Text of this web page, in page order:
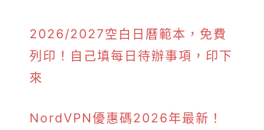
2026/2027空白日曆範本，免費
列印！自己填每日待辦事項，印下
來
NordVPN優惠碼2026年最新！